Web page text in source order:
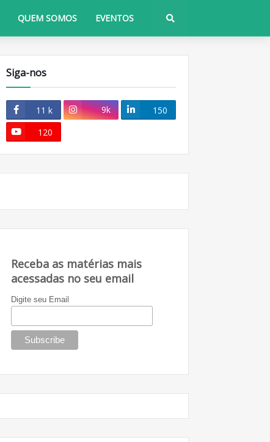
QUEM SOMOS EVENTOS
Siga-nos
11 k 9k
150
120
Receba as matérias mais
acessadas no seu email
Digite seu Email